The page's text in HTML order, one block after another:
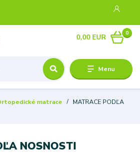
Menu
0
0,00 EUR
matrace
MATRACE PODĽA
NOSNOSTI